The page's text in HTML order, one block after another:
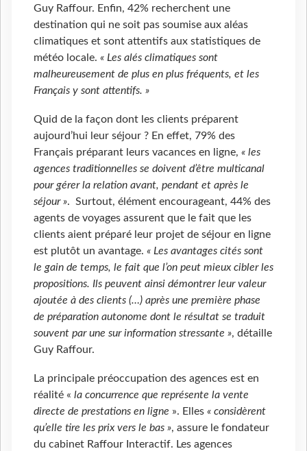
Guy Raffour. Enfin, 42% recherchent une
destination qui ne soit pas soumise aux aléas
climatiques et sont attentifs aux statistiques de
météo locale. « Les alés climatiques sont
malheureusement de plus en plus fréquents, et les
Français y sont attentifs. »
Quid de la façon dont les clients préparent
aujourd’hui leur séjour ? En effet, 79% des
Français préparant leurs vacances en ligne, « les
agences traditionnelles se doivent d’être multicanal
pour gérer la relation avant, pendant et après le
séjour ». Surtout, élément encourageant, 44% des
agents de voyages assurent que le fait que les
clients aient préparé leur projet de séjour en ligne
est plutôt un avantage. « Les avantages cités sont
le gain de temps, le fait que l’on peut mieux cibler les
propositions. Ils peuvent ainsi démontrer leur valeur
ajoutée à des clients (…) après une première phase
de préparation autonome dont le résultat se traduit
souvent par une sur information stressante », détaille
Guy Raffour.
La principale préoccupation des agences est en
réalité « la concurrence que représente la vente
directe de prestations en ligne ». Elles « considèrent
qu’elle tire les prix vers le bas », assure le fondateur
du cabinet Raffour Interactif. Les agences